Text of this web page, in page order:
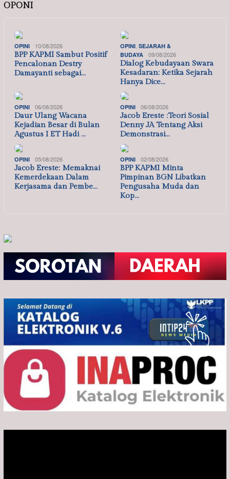
OPONI
OPINI 10/08/2026
BPP KAPMI Sambut Positif
Pencalonan Destry
Damayanti sebagai…
OPINI, SEJARAH &
BUDAYA
09/08/2026
Dialog Kebudayaan Swara
Kesadaran: Ketika Sejarah
Hanya Dice…
OPINI 06/08/2026
Daur Ulang Wacana
Kejadian Besar di Bulan
Agustus I ET Hadi …
OPINI 06/08/2026
Jacob Ereste :Teori Sosial
Denny JA Tentang Aksi
Demonstrasi…
OPINI 05/08/2026
Jacob Ereste: Memaknai
Kemerdekaan Dalam
Kerjasama dan Pembe…
OPINI 02/08/2026
BPP KAPMI Minta
Pimpinan BGN Libatkan
Pengusaha Muda dan
Kop…